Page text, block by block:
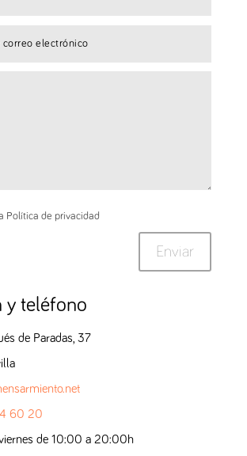
Política de privacidad
Enviar
y teléfono
de Paradas, 37
60 20
de 10:00 a 20:00h